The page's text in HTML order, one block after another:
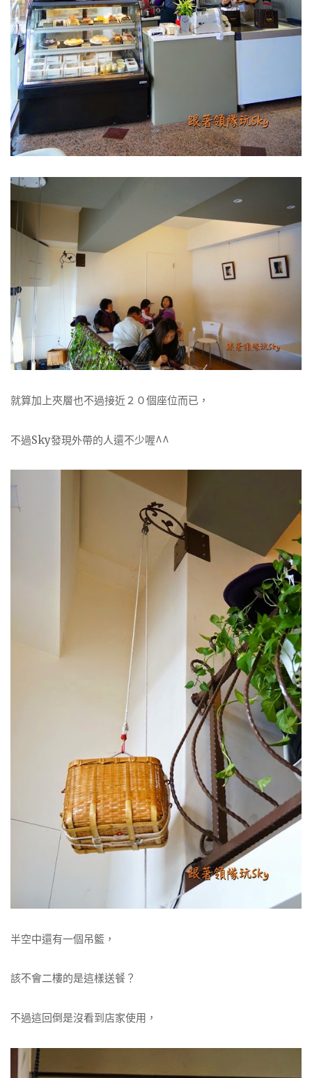
就算加上夾層也不過接近２０個座位而已，
不過Sky發現外帶的人還不少喔^^
半空中還有一個吊籃，
該不會二樓的是這樣送餐？
不過這回倒是沒看到店家使用，